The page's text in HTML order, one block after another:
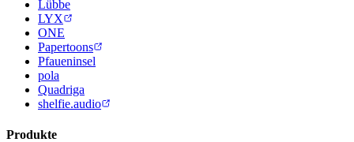
Lübbe
LYX
ONE
Papertoons
Pfaueninsel
pola
Quadriga
shelfie.audio
Produkte